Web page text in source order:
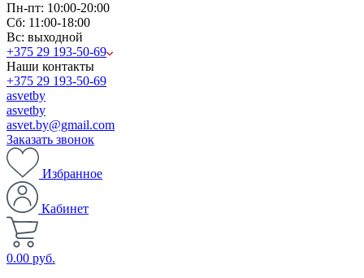
Пн-пт: 10:00-20:00
Сб: 11:00-18:00
Вс: выходной
+375 29 193-50-69
Наши контакты
+375 29 193-50-69
asvetby
asvetby
asvet.by@gmail.com
Заказать звонок
Избранное
Кабинет
0.00 руб.